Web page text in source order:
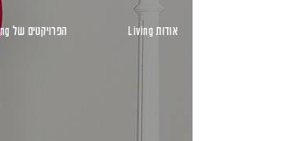
אודות Living הפרויקטים של Living